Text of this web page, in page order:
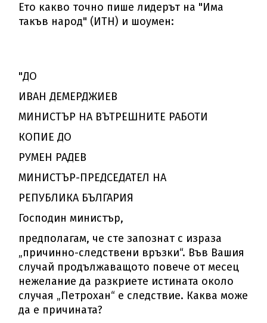
Ето какво точно пише лидерът на "Има
такъв народ" (ИТН) и шоумен:
"ДО
ИВАН ДЕМЕРДЖИЕВ
МИНИСТЪР НА ВЪТРЕШНИТЕ РАБОТИ
КОПИЕ ДО
РУМЕН РАДЕВ
МИНИСТЪР-ПРЕДСЕДАТЕЛ НА
РЕПУБЛИКА БЪЛГАРИЯ
Господин министър,
предполагам, че сте запознат с израза
„причинно-следствени връзки“. Във Вашия
случай продължаващото повече от месец
нежелание да разкриете истината около
случая „Петрохан“ е следствие. Каква може
да е причината?